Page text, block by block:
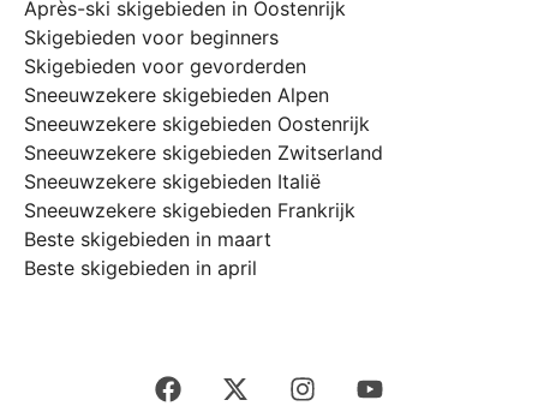
Après-ski skigebieden in Oostenrijk
Skigebieden voor beginners
Skigebieden voor gevorderden
Sneeuwzekere skigebieden Alpen
Sneeuwzekere skigebieden Oostenrijk
Sneeuwzekere skigebieden Zwitserland
Sneeuwzekere skigebieden Italië
Sneeuwzekere skigebieden Frankrijk
Beste skigebieden in maart
Beste skigebieden in april